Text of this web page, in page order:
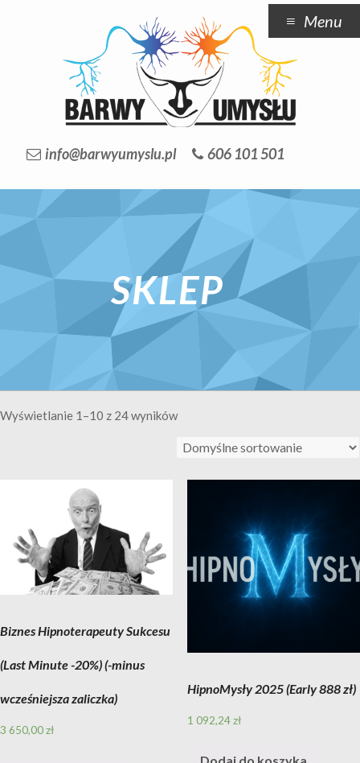
info@barwyumyslu.pl 606 101 501
Menu
SKLEP
Wyświetlanie 1–10 z 24 wyników
Biznes Hipnoterapeuty Sukcesu
(Last Minute -20%) (-minus
wcześniejsza zaliczka)
3 650,00zł
HipnoMysły 2025 (Early 888 zł)
1 092,24zł